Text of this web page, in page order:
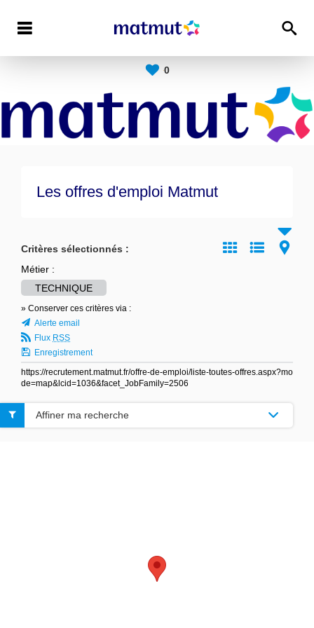
0
Les offres d'emploi Matmut
Critères sélectionnés :
Métier :
TECHNIQUE
» Conserver ces critères via :
Alerte email
Flux RSS
Enregistrement
https://recrutement.matmut.fr/offre-de-emploi/liste-toutes-offres.aspx?mo
de=map&lcid=1036&facet_JobFamily=2506
Affiner ma recherche